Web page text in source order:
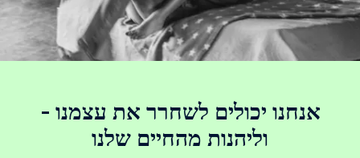
אנחנו יכולים לשחרר את עצמנו -
וליהנות מהחיים שלנו